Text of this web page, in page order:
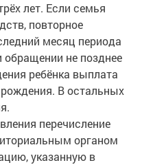
лет. Если семья
повторное
месяц периода
не позднее
ребёнка выплата
В остальных
перечисление
органом
указанную в